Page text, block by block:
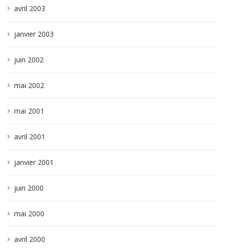
avril 2003
janvier 2003
juin 2002
mai 2002
mai 2001
avril 2001
janvier 2001
juin 2000
mai 2000
avril 2000